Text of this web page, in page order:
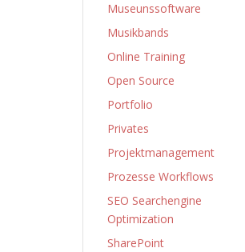
Museunssoftware
Musikbands
Online Training
Open Source
Portfolio
Privates
Projektmanagement
Prozesse Workflows
SEO Searchengine
Optimization
SharePoint